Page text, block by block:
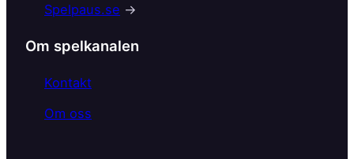
o
k
Spelpaus.se →
Om spelkanalen
Kontakt
Om oss